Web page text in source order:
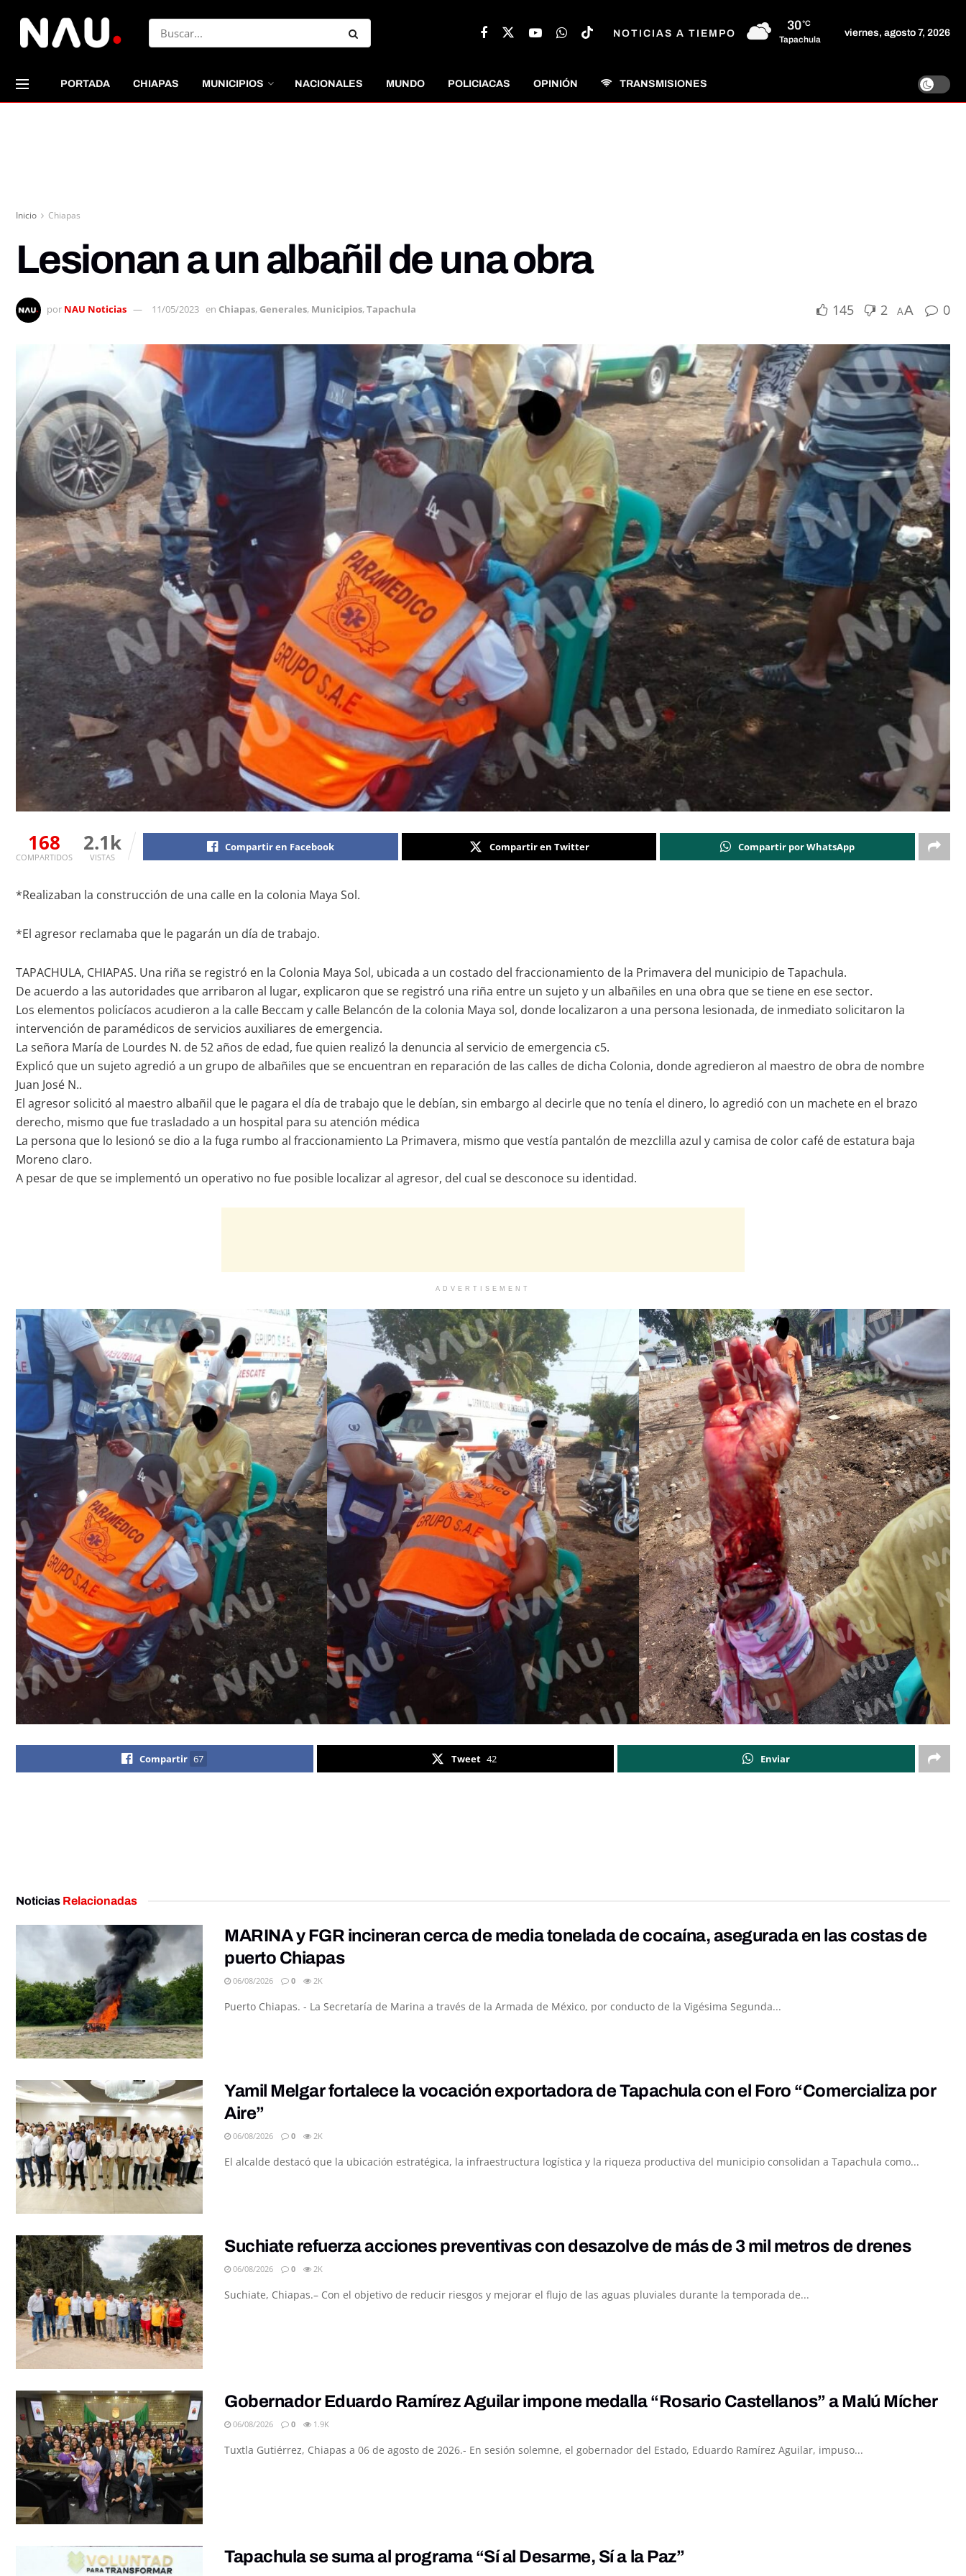
NOTICIAS A TIEMPO
30°C
Tapachula
viernes, agosto 7, 2026
PORTADA CHIAPAS MUNICIPIOS NACIONALES MUNDO POLICIACAS OPINIÓN TRANSMISIONES
Inicio Chiapas
Lesionan a un albañil de una obra
por NAU Noticias 11/05/2023 en Chiapas, Generales, Municipios,Tapachula 145 2 AA 0
168
COMPARTIDOS
2.1k
VISTAS
Compartir en Facebook Compartir en Twitter Compartir por WhatsApp
*Realizaban la construcción de una calle en la colonia Maya Sol.
*El agresor reclamaba que le pagarán un día de trabajo.
TAPACHULA, CHIAPAS. Una riña se registró en la Colonia Maya Sol, ubicada a un costado del fraccionamiento de la Primavera del municipio de Tapachula.
De acuerdo a las autoridades que arribaron al lugar, explicaron que se registró una riña entre un sujeto y un albañiles en una obra que se tiene en ese sector.
Los elementos policíacos acudieron a la calle Beccam y calle Belancón de la colonia Maya sol, donde localizaron a una persona lesionada, de inmediato solicitaron la
intervención de paramédicos de servicios auxiliares de emergencia.
La señora María de Lourdes N. de 52 años de edad, fue quien realizó la denuncia al servicio de emergencia c5.
Explicó que un sujeto agredió a un grupo de albañiles que se encuentran en reparación de las calles de dicha Colonia, donde agredieron al maestro de obra de nombre
Juan José N..
El agresor solicitó al maestro albañil que le pagara el día de trabajo que le debían, sin embargo al decirle que no tenía el dinero, lo agredió con un machete en el brazo
derecho, mismo que fue trasladado a un hospital para su atención médica
La persona que lo lesionó se dio a la fuga rumbo al fraccionamiento La Primavera, mismo que vestía pantalón de mezclilla azul y camisa de color café de estatura baja
Moreno claro.
A pesar de que se implementó un operativo no fue posible localizar al agresor, del cual se desconoce su identidad.
ADVERTISEMENT
Compartir 67 Tweet 42 Enviar
Noticias Relacionadas
MARINA y FGR incineran cerca de media tonelada de cocaína, asegurada en las costas de
puerto Chiapas
06/08/2026 0 2K
Puerto Chiapas. - La Secretaría de Marina a través de la Armada de México, por conducto de la Vigésima Segunda...
Yamil Melgar fortalece la vocación exportadora de Tapachula con el Foro “Comercializa por
Aire”
06/08/2026 0 2K
El alcalde destacó que la ubicación estratégica, la infraestructura logística y la riqueza productiva del municipio consolidan a Tapachula como...
Suchiate refuerza acciones preventivas con desazolve de más de 3 mil metros de drenes
06/08/2026 0 2K
Suchiate, Chiapas.– Con el objetivo de reducir riesgos y mejorar el flujo de las aguas pluviales durante la temporada de...
Gobernador Eduardo Ramírez Aguilar impone medalla “Rosario Castellanos” a Malú Mícher
06/08/2026 0 1.9K
Tuxtla Gutiérrez, Chiapas a 06 de agosto de 2026.- En sesión solemne, el gobernador del Estado, Eduardo Ramírez Aguilar, impuso...
Tapachula se suma al programa “Sí al Desarme, Sí a la Paz”